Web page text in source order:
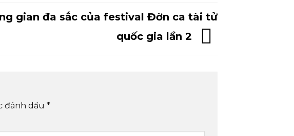
gian đa sắc của festival Đờn ca tài tử
quốc gia lần 2
đánh dấu *